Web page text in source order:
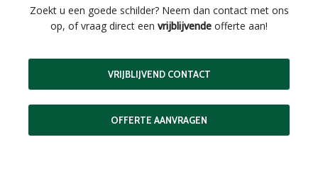
Zoekt u een goede schilder? Neem dan contact met ons
op, of vraag direct een vrijblijvende offerte aan!
VRIJBLIJVEND CONTACT
OFFERTE AANVRAGEN